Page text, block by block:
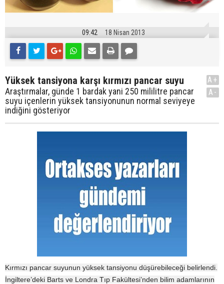
09:42 18 Nisan 2013
Yüksek tansiyona karşı kırmızı pancar suyu
Araştırmalar, günde 1 bardak yani 250 mililitre pancar
suyu içenlerin yüksek tansiyonunun normal seviyeye
indiğini gösteriyor
A+
A-
Kırmızı pancar suyunun yüksek tansiyonu düşürebileceği belirlendi.
İngiltere’deki Barts ve Londra Tıp Fakültesi’nden bilim adamlarının